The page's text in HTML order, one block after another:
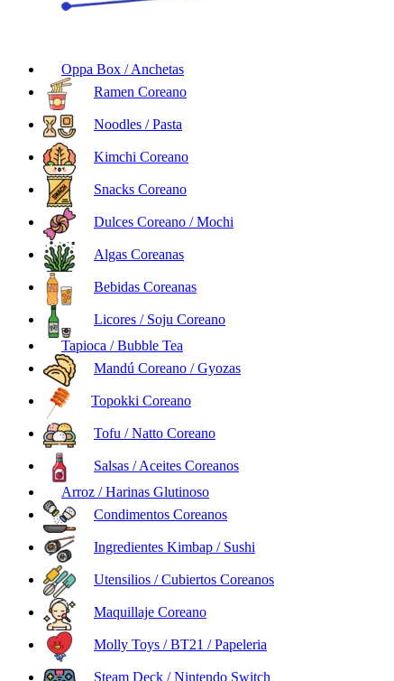
Oppa Box / Anchetas
Ramen Coreano
Noodles / Pasta
Kimchi Coreano
Snacks Coreano
Dulces Coreano / Mochi
Algas Coreanas
Bebidas Coreanas
Licores / Soju Coreano
Tapioca / Bubble Tea
Mandú Coreano / Gyozas
Topokki Coreano
Tofu / Natto Coreano
Salsas / Aceites Coreanos
Arroz / Harinas Glutinoso
Condimentos Coreanos
Ingredientes Kimbap / Sushi
Utensilios / Cubiertos Coreanos
Maquillaje Coreano
Molly Toys / BT21 / Papeleria
Steam Deck / Nintendo Switch